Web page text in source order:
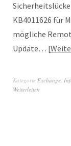
KB4011626 für
mögliche
Update…
Kategorie Exchange,
Weiterleiten